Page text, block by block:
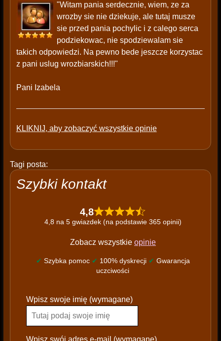
"Witam pania serdecznie, wiem, ze za
wrozby sie nie dziekuje, ale tutaj musze
sie przed pania pochylic i z calego serca
podziekowac, nie spodziewalam sie
takich odpowiedzi. Na pewno bede jeszcze korzystac
z pani uslug wrozbiarskich!!!"
Pani Izabela
KLIKNIJ, aby zobaczyć wszystkie opinie
Tagi posta:
Szybki kontakt
4,8
4,8 na 5 gwiazdek (na podstawie 365 opinii)
Zobacz wszystkie opinie
✔ Szybka pomoc ✔ 100% dyskrecji ✔ Gwarancja
uczciwości
l
a
s
Wpisz swoje imię (wymagane)
Wpisz swój adres e-mail (wymagane)